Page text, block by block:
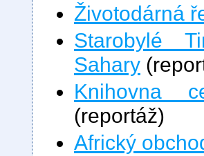
Životodárná
Starobylé
Sahary
Knihovna
(reportáž)
Africký